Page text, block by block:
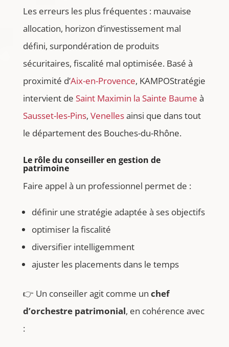
Les erreurs les plus fréquentes : mauvaise
allocation, horizon d’investissement mal
défini, surpondération de produits
sécuritaires, fiscalité mal optimisée. Basé à
proximité d’Aix-en-Provence, KAMPOStratégie
intervient de Saint Maximin la Sainte Baume à
Sausset-les-Pins, Venellesainsi que dans tout
le département des Bouches-du-Rhône.
Le rôle du conseiller en gestion de
patrimoine
Faire appel à un professionnel permet de :
définir une stratégie adaptée à ses objectifs
optimiser la fiscalité
diversifier intelligemment
ajuster les placements dans le temps
👉 Un conseiller agit comme un chef
d’orchestre patrimonial, en cohérence avec
: